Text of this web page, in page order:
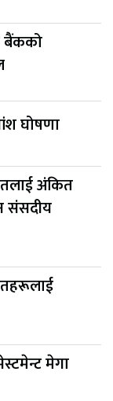
बैंकको
घोषणा
अंकित
संसदीय
मेगा